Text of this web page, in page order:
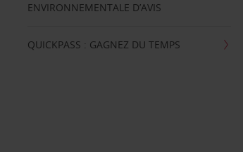
ENVIRONNEMENTALE D’AVIS
QUICKPASS : GAGNEZ DU TEMPS